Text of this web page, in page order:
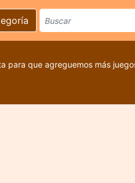
para que agreguemos más